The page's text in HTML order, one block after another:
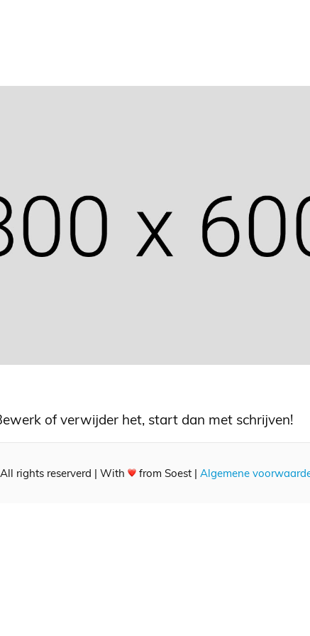
of verwijder het, start dan met schrijven!
rights reserverd | With from Soest | Algemene